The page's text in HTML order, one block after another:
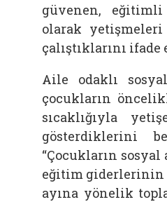
güvenen,
olarak
çalıştıklarını ifade
Aile odaklı
çocukların
sıcaklığıyla
gösterdiklerini
“Çocukların
eğitim giderlerinin
ayına yönelik